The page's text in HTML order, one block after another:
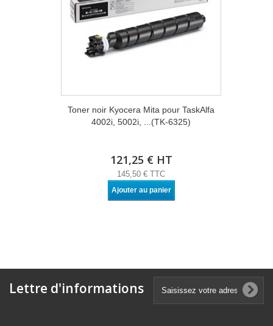
Toner noir Kyocera Mita pour TaskAlfa
4002i, 5002i, ...(TK-6325)
121,25 € HT
145,50 € TTC
Ajouter au panier
Lettre d'informations